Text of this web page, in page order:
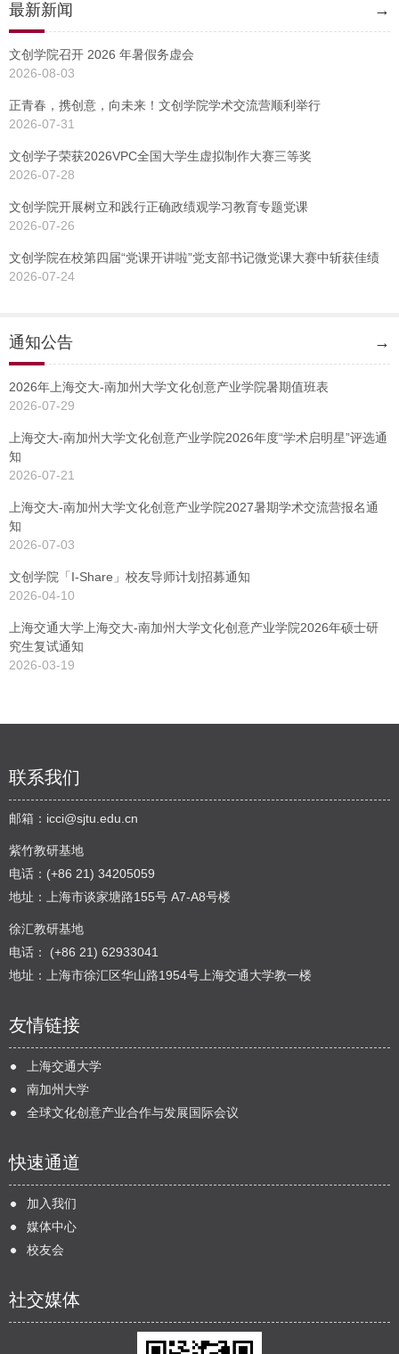
最新新闻 →
文创学院召开 2026 年暑假务虚会
2026-08-03
正青春，携创意，向未来！文创学院学术交流营顺利举行
2026-07-31
文创学子荣获2026VPC全国大学生虚拟制作大赛三等奖
2026-07-28
文创学院开展树立和践行正确政绩观学习教育专题党课
2026-07-26
文创学院在校第四届“党课开讲啦”党支部书记微党课大赛中斩获佳绩
2026-07-24
通知公告 →
2026年上海交大-南加州大学文化创意产业学院暑期值班表
2026-07-29
上海交大-南加州大学文化创意产业学院2026年度“学术启明星”评选通
知
2026-07-21
上海交大-南加州大学文化创意产业学院2027暑期学术交流营报名通
知
2026-07-03
文创学院「I-Share」校友导师计划招募通知
2026-04-10
上海交通大学上海交大-南加州大学文化创意产业学院2026年硕士研
究生复试通知
2026-03-19
联系我们
邮箱： icci@sjtu.edu.cn
紫竹教研基地
电话：(+86 21) 34205059
地址：上海市谈家塘路155号 A7-A8号楼
徐汇教研基地
电话： (+86 21) 62933041
地址：上海市徐汇区华山路1954号上海交通大学教一楼
友情链接
上海交通大学
南加州大学
全球文化创意产业合作与发展国际会议
快速通道
加入我们
媒体中心
校友会
社交媒体